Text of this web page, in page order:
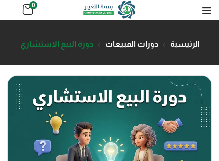
0
الرئيسية دورات المبيعات دورة البيع الاستشاري